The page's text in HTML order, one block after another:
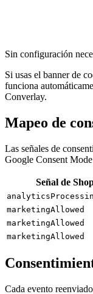
Sin configuración
Si usas el banner de
funciona
Converlay.
Mapeo de
Las señales de
Google Consent
Señal de
marketingAllowed
marketingAllowed
marketingAllowed
Cada evento